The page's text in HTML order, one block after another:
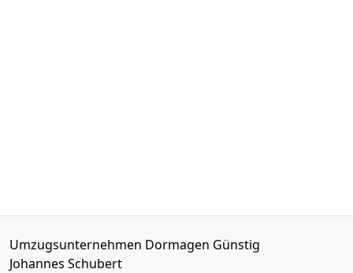
Umzugsunternehmen Dormagen Günstig
Johannes Schubert